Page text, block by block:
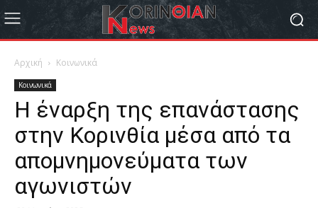
Αρχική Κοινωνικά
Κοινωνικά
Η έναρξη της επανάστασης
στην Κορινθία μέσα από τα
απομνημονεύματα των
αγωνιστών